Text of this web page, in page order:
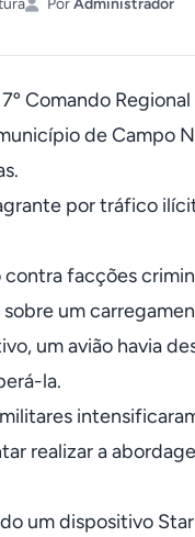
PorAdministrador
Comando
de Campo
por tráfico
facções
um
um avião havia
la.
realizar a
um dispositivo